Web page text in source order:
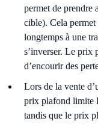
permet de prendre
cible). Cela permet
longtemps à une
s’inverser. Le prix
d’encourir des
Lors de la vente
prix plafond limite
tandis que le prix